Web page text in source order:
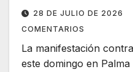
28 DE JULIO DE 2026
COMENTARIOS
La manifestación
este domingo en